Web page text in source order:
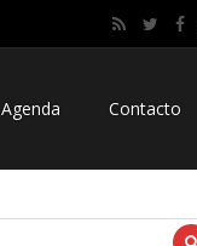
Agenda Contacto